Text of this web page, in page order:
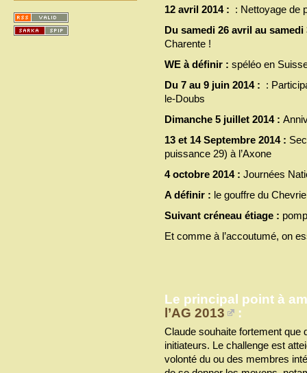
12 avril 2014 : : Nettoyage de
Du samedi 26 avril au samedi
Charente !
WE à définir : spéléo en
Du 7 au 9 juin 2014 : :
le-Doubs
Dimanche 5 juillet 2014 :
13 et 14 Septembre 2014 :
puissance 29) à l’Axone
4 octobre 2014 : Journées
A définir : le gouffre du
Suivant créneau étiage :
Et comme à l’accoutumé, on
Le principal point à
l’AG 2013
:
Claude souhaite fortement
initiateurs. Le challenge est
volonté du ou des membres